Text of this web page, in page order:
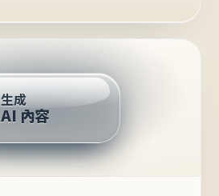
推薦的台灣品牌？
生成
AI 內容